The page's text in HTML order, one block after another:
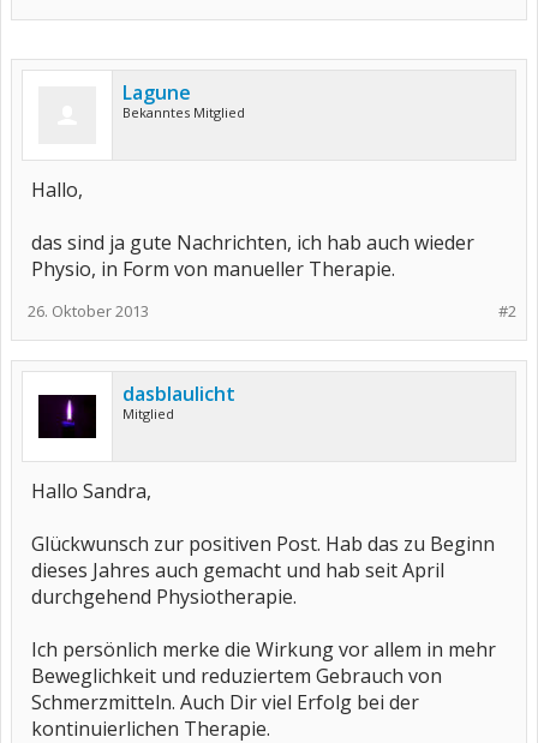
Lagune
Bekanntes Mitglied
Hallo,
das sind ja gute Nachrichten, ich hab auch wieder
Physio, in Form von manueller Therapie.
#2
26. Oktober 2013
dasblaulicht
Mitglied
Hallo Sandra,
Glückwunsch zur positiven Post. Hab das zu Beginn
dieses Jahres auch gemacht und hab seit April
durchgehend Physiotherapie.
Ich persönlich merke die Wirkung vor allem in mehr
Beweglichkeit und reduziertem Gebrauch von
Schmerzmitteln. Auch Dir viel Erfolg bei der
kontinuierlichen Therapie.